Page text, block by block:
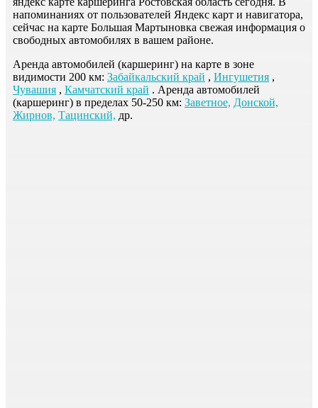
напоминаниях от пользователей Яндекс карт и навигатора,
сейчас на карте Большая Мартыновка свежая информация о
свободных автомобилях в вашем районе.
Аренда автомобилей (каршеринг) на карте в зоне
видимости 200 км: Забайкальский край , Ингушетия ,
Чувашия , Камчатский край . Аренда автомобилей
(каршеринг) в пределах 50-250 км: Заветное, Донской,
Жирнов, Тацинский, др.